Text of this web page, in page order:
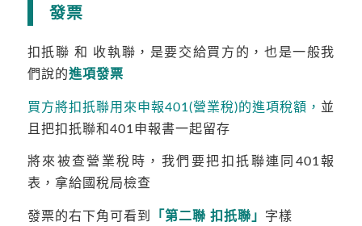
發票
扣扺聯 和 收執聯，是要交給買方的，也是一般我
們說的進項發票
買方將扣扺聯用來申報401(營業稅)的進項稅額， 並
且把扣扺聯和401申報書一起留存
將來被查營業稅時，我們要把扣扺聯連同401報
表，拿給國稅局檢查
發票的右下角可看到 「第二聯 扣扺聯」 字樣